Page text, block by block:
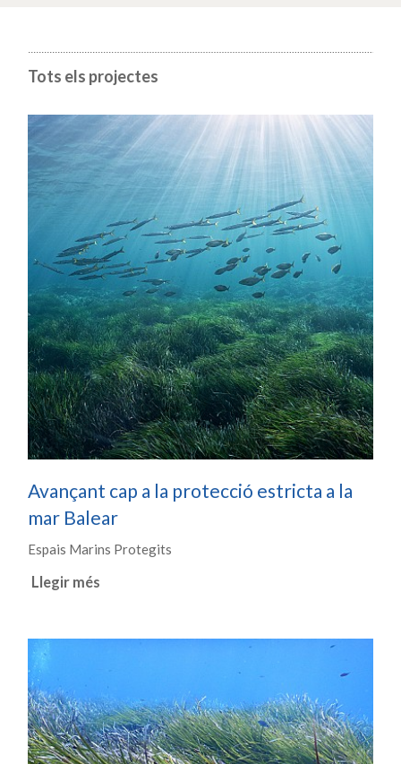
Tots els projectes
Avançant cap a la protecció estricta a la
mar Balear
Espais Marins Protegits
Llegir més